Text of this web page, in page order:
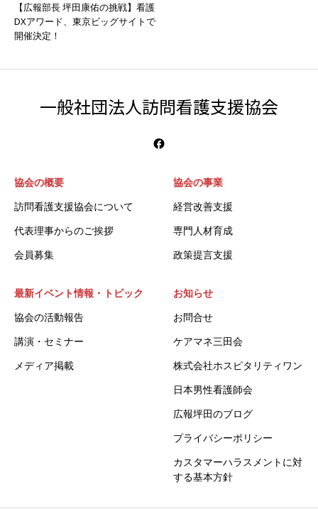
【広報部長 坪田康佑の挑戦】看護
DXアワード、東京ビッグサイトで
開催決定！
一般社団法人訪問看護支援協会
協会の概要
訪問看護支援協会について
代表理事からのご挨拶
会員募集
協会の事業
経営改善支援
専門人材育成
政策提言支援
最新イベント情報・トピック
協会の活動報告
講演・セミナー
メディア掲載
お知らせ
お問合せ
ケアマネ三田会
株式会社ホスピタリティワン
日本男性看護師会
広報坪田のブログ
プライバシーポリシー
カスタマーハラスメントに対
する基本方針